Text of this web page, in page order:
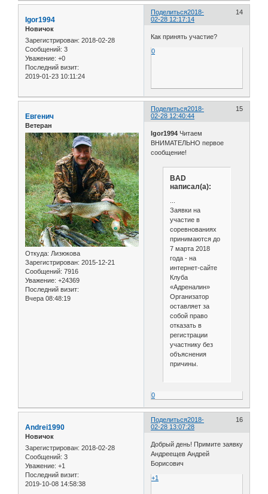
Поделиться 14
2018-
02-28 12:17:14
Igor1994
Новичок
Зарегистрирован: 2018-02-28
Сообщений: 3
Уважение: +0
Последний визит:
2019-01-23 10:11:24
Как принять участие?
0
Поделиться 15
2018-
02-28 12:40:44
Евгенич
Ветеран
Откуда: Лизюкова
Зарегистрирован: 2015-12-21
Сообщений: 7916
Уважение: +24369
Последний визит:
Вчера 08:48:19
Igor1994 Читаем
ВНИМАТЕЛЬНО первое
сообщение!
BAD
написал(а):
Заявки на
участие в
соревнованиях
принимаются до
7 марта 2018
года - на
интернет-сайте
Клуба
«Адреналин»
Организатор
оставляет за
собой право
отказать в
регистрации
участнику без
объяснения
причины.
0
Поделиться 16
2018-
02-28 13:07:28
Andrei1990
Новичок
Зарегистрирован: 2018-02-28
Сообщений: 3
Уважение: +1
Последний визит:
2019-10-08 14:58:38
Добрый день! Примите заявку
Андреещев Андрей
Борисович
+1